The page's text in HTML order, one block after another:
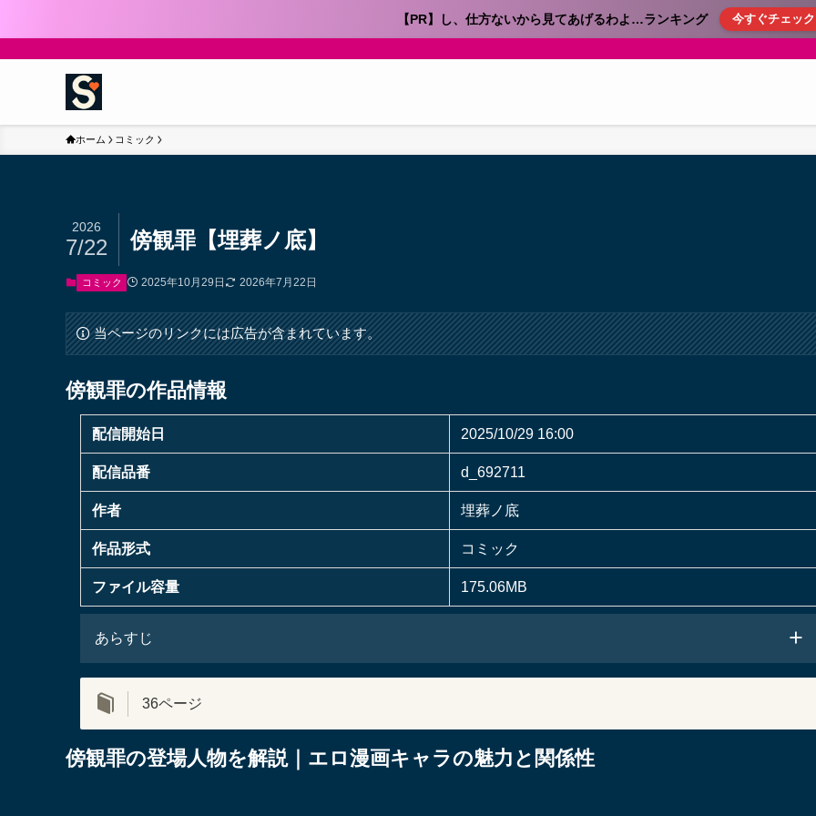
【PR】し、仕方ないから見てあげるわよ…ランキング 今すぐチェック
ホーム コミック
傍観罪【埋葬ノ底】
2026
7/22
コミック 2025年10月29日 2026年7月22日
当ページのリンクには広告が含まれています。
傍観罪の作品情報
配信開始日 2025/10/29 16:00
配信品番 d_692711
作者 埋葬ノ底
作品形式 コミック
ファイル容量 175.06MB
あらすじ
36ページ
傍観罪の登場人物を解説｜エロ漫画キャラの魅力と関係性